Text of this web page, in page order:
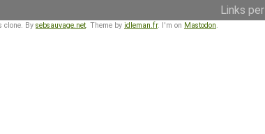
Links
clone. By sebsauvage.net. Theme by idleman.fr. I'm on Mastodon.